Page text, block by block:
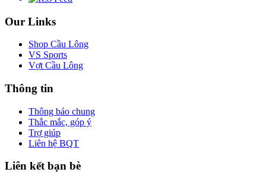
Our Links
Shop Cầu Lông
VS Sports
Vợt Cầu Lông
Thông tin
Thông báo chung
Thắc mắc, góp ý
Trợ giúp
Liên hệ BQT
Liên kết bạn bè